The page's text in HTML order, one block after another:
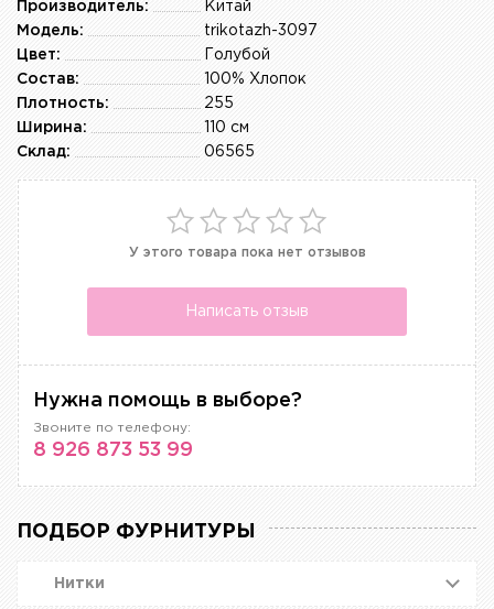
Китай
Производитель:
trikotazh-3097
Модель:
Голубой
Цвет:
100% Хлопок
Состав:
255
Плотность:
110 см
Ширина:
06565
Склад:
У этого товара пока нет отзывов
Написать отзыв
Нужна помощь в выборе?
Звоните по телефону:
8 926 873 53 99
ПОДБОР ФУРНИТУРЫ
Нитки